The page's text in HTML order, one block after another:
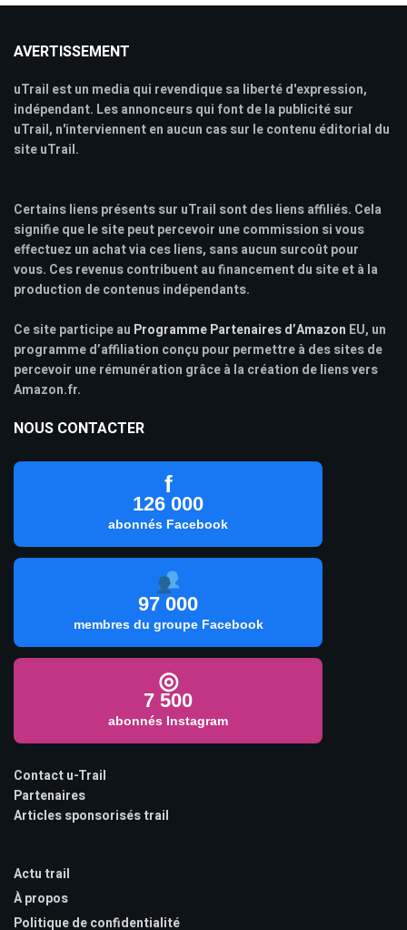
AVERTISSEMENT
uTrail est un media qui revendique sa liberté d'expression,
indépendant. Les annonceurs qui font de la publicité sur
uTrail, n'interviennent en aucun cas sur le contenu éditorial du
site uTrail.
Certains liens présents sur uTrail sont des liens affiliés. Cela
signifie que le site peut percevoir une commission si vous
effectuez un achat via ces liens, sans aucun surcoût pour
vous. Ces revenus contribuent au financement du site et à la
production de contenus indépendants.
Ce site participe au Programme Partenaires d’Amazon EU, un
programme d’affiliation conçu pour permettre à des sites de
percevoir une rémunération grâce à la création de liens vers
Amazon.fr.
NOUS CONTACTER
f
126 000
abonnés Facebook
97 000
membres du groupe Facebook
◎
7 500
abonnés Instagram
Contact u-Trail
Partenaires
Articles sponsorisés trail
Actu trail
À propos
Politique de confidentialité